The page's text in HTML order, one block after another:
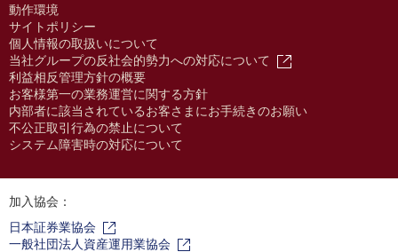
動作環境
サイトポリシー
個人情報の取扱いについて
当社グループの反社会的勢力への対応について
利益相反管理方針の概要
お客様第一の業務運営に関する方針
内部者に該当されているお客さまにお手続きのお願い
不公正取引行為の禁止について
システム障害時の対応について
加入協会：
日本証券業協会
一般社団法人資産運用業協会